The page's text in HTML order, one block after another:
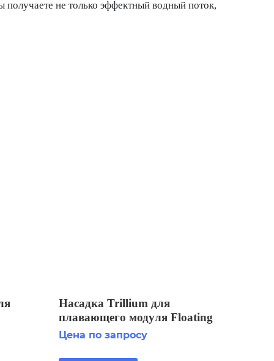
получаете не только эффектный водный поток,
Насадка Trillium для
плавающего модуля Floating
Display Aerator 7 1/2 HP 2
Цена по запросу